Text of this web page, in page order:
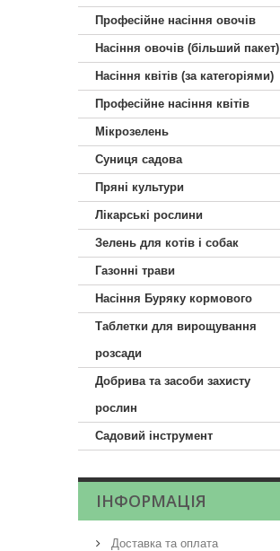
Професійне насіння овочів
Насіння овочів (більший пакет)
Насіння квітів (за категоріями)
Професійне насіння квітів
Мікрозелень
Суниця садова
Пряні культури
Лікарські рослини
Зелень для котів і собак
Газонні трави
Насіння Буряку кормового
Таблетки для вирощування
розсади
Добрива та засоби захисту
рослин
Садовий інструмент
ІНФОРМАЦІЯ
Доставка та оплата